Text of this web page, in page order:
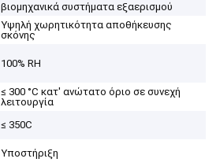
βιομηχανικά συστήματα εξαερισμού
Υψηλή χωρητικότητα αποθήκευσης
σκόνης
100% RH
≤ 300 °C κατ' ανώτατο όριο σε συνεχή
λειτουργία
≤ 350C
Υποστήριξη